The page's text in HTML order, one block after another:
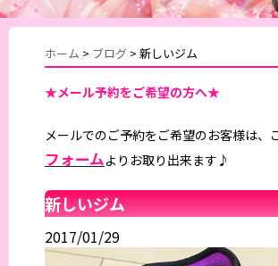
ホーム > ブログ > 新しいジム
★メール予約をご希望の方へ★
メールでのご予約をご希望のお客様は、
フォームよりお取り出来ます♪
新しいジム
2017/01/29